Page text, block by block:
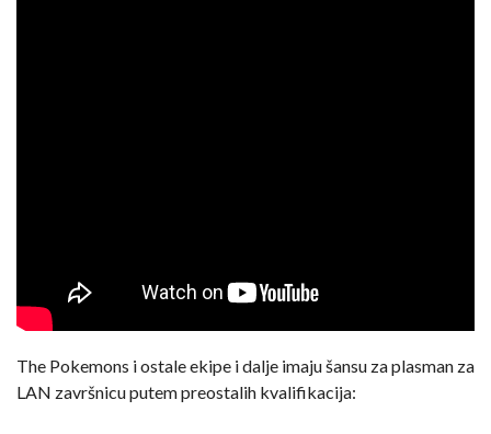
The Pokemons i ostale ekipe i dalje imaju šansu za plasman za
LAN završnicu putem preostalih kvalifikacija: